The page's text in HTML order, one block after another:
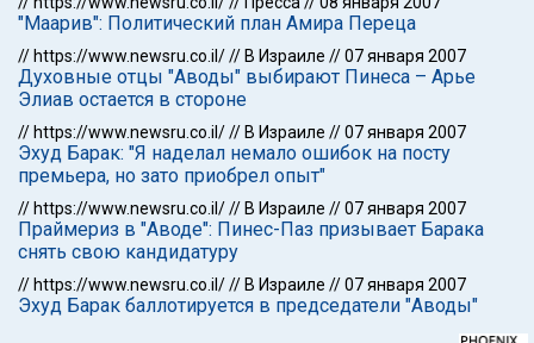
"Маарив": Политический план Амира Переца
// https://www.newsru.co.il/// В Израиле //07 января 2007
Духовные отцы "Аводы" выбирают Пинеса – Арье
Элиав остается в стороне
// https://www.newsru.co.il/// В Израиле //07 января 2007
Эхуд Барак: "Я наделал немало ошибок на посту
премьера, но зато приобрел опыт"
// https://www.newsru.co.il/// В Израиле //07 января 2007
Праймериз в "Аводе": Пинес-Паз призывает Барака
снять свою кандидатуру
// https://www.newsru.co.il/// В Израиле //07 января 2007
Эхуд Барак баллотируется в председатели "Аводы"